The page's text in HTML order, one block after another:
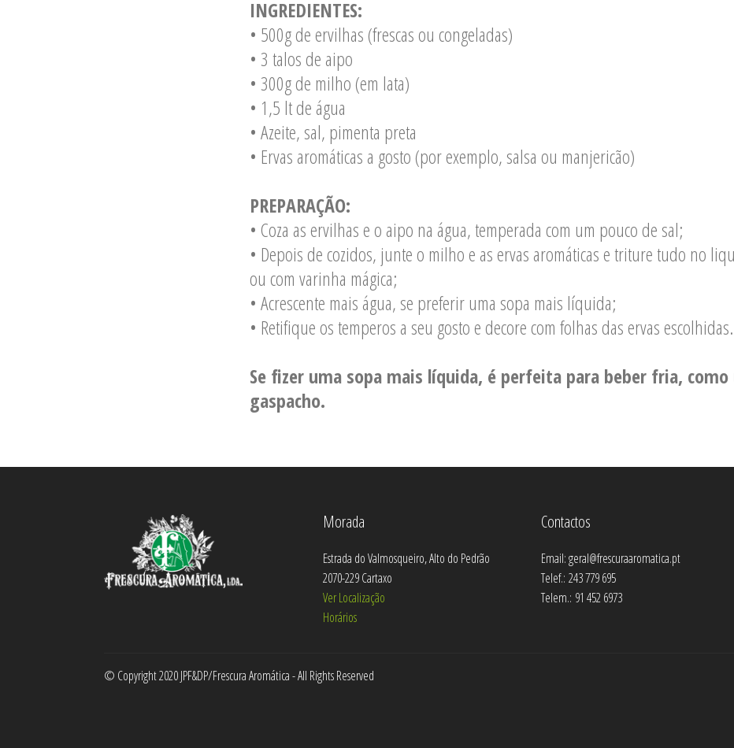
INGREDIENTES:
• 500g de ervilhas (frescas ou congeladas)
• 3 talos de aipo
• 300g de milho (em lata)
• 1,5 lt de água
• Azeite, sal, pimenta preta
• Ervas aromáticas a gosto (por exemplo, salsa ou manjericão)
PREPARAÇÃO:
• Coza as ervilhas e o aipo na água, temperada com um pouco de sal;
• Depois de cozidos, junte o milho e as ervas aromáticas e triture tudo no
ou com varinha mágica;
• Acrescente mais água, se preferir uma sopa mais líquida;
• Retifique os temperos a seu gosto e decore com folhas das ervas escolhidas.
Se fizer uma sopa mais líquida, é perfeita para beber fria, como
gaspacho.
Morada
Estrada do Valmosqueiro, Alto do Pedrão
2070-229 Cartaxo
Ver Localização
Horários
Contactos
Email: geral@frescuraaromatica.pt
Telef.: 243 779 695
Telem.: 91 452 6973
© Copyright 2020 JPF&DP/Frescura Aromática - All Rights Reserved